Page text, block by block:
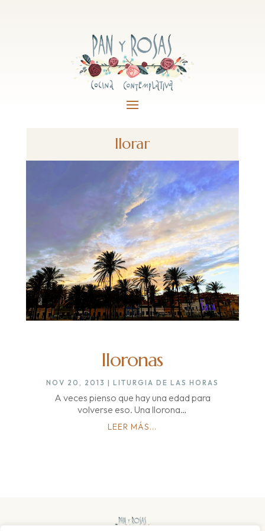
llorar
lloronas
NOV 20, 2013 | LITURGIA DE LAS HORAS
A veces pienso que hay una edad para
volverse eso. Una llorona…
LEER MÁS...